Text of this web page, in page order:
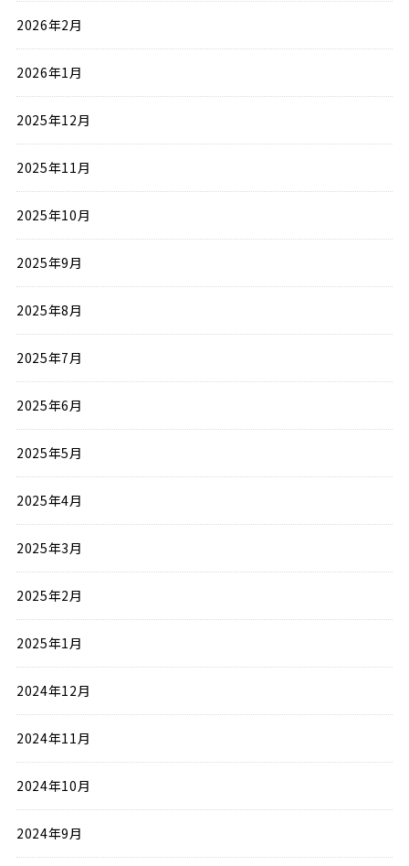
2026年2月
2026年1月
2025年12月
2025年11月
2025年10月
2025年9月
2025年8月
2025年7月
2025年6月
2025年5月
2025年4月
2025年3月
2025年2月
2025年1月
2024年12月
2024年11月
2024年10月
2024年9月